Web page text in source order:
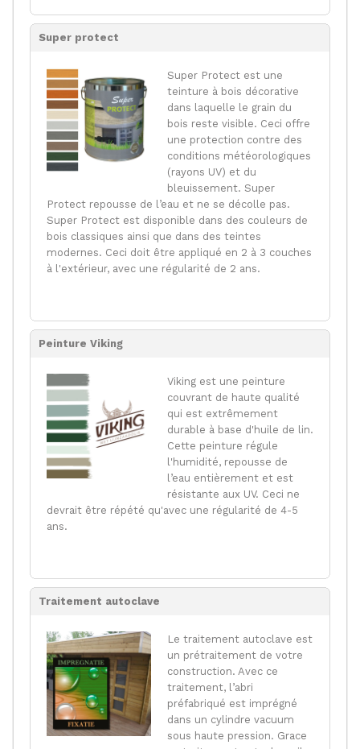
Super protect
Super Protect est une
teinture à bois décorative
dans laquelle le grain du
bois reste visible. Ceci offre
une protection contre des
conditions météorologiques
(rayons UV) et du
bleuissement. Super
Protect repousse de l’eau et ne se décolle pas.
Super Protect est disponible dans des couleurs de
bois classiques ainsi que dans des teintes
modernes. Ceci doit être appliqué en 2 à 3 couches
à l'extérieur, avec une régularité de 2 ans.
Peinture Viking
Viking est une peinture
couvrant de haute qualité
qui est extrêmement
durable à base d'huile de lin.
Cette peinture régule
l'humidité, repousse de
l’eau entièrement et est
résistante aux UV. Ceci ne
devrait être répété qu'avec une régularité de 4-5
ans.
Traitement autoclave
Le traitement autoclave est
un prétraitement de votre
construction. Avec ce
traitement, l’abri
préfabriqué est imprégné
dans un cylindre vacuum
sous haute pression. Grace